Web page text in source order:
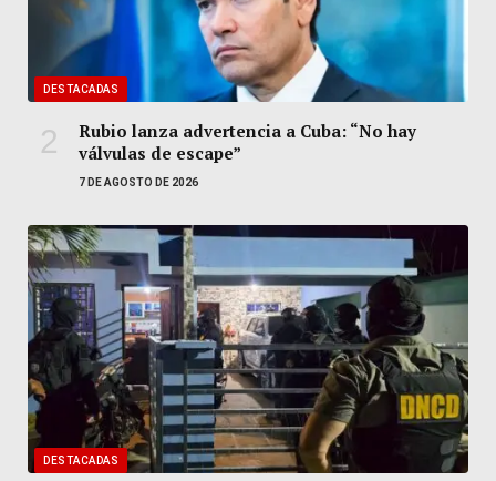
DESTACADAS
Rubio lanza advertencia a Cuba: “No hay
válvulas de escape”
7 DE AGOSTO DE 2026
DESTACADAS